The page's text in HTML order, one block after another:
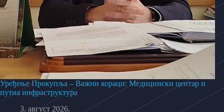
Уређење Прокупља – Важни кораци: Медицински центар и
путна инфраструктура
3. август 2026.